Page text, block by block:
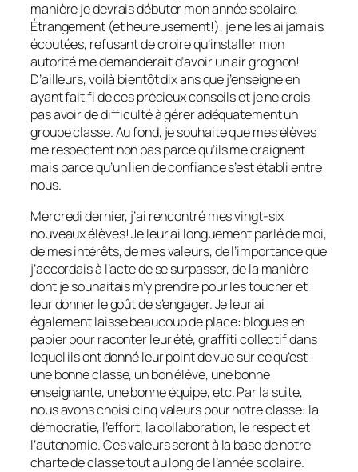
manière je devrais débuter mon année scolaire.
Étrangement (et heureusement!), je ne les ai jamais
écoutées, refusant de croire qu’installer mon
autorité me demanderait d’avoir un air grognon!
D’ailleurs, voilà bientôt dix ans que j’enseigne en
ayant fait fi de ces précieux conseils et je ne crois
pas avoir de difficulté à gérer adéquatement un
groupe classe. Au fond, je souhaite que mes élèves
me respectent non pas parce qu’ils me craignent
mais parce qu’un lien de confiance s’est établi entre
nous.
Mercredi dernier, j’ai rencontré mes vingt-six
nouveaux élèves! Je leur ai longuement parlé de moi,
de mes intérêts, de mes valeurs, de l’importance que
j’accordais à l’acte de se surpasser, de la manière
dont je souhaitais m’y prendre pour les toucher et
leur donner le goût de s’engager. Je leur ai
également laissé beaucoup de place: blogues en
papier pour raconter leur été, graffiti collectif dans
lequel ils ont donné leur point de vue sur ce qu’est
une bonne classe, un bon élève, une bonne
enseignante, une bonne équipe, etc. Par la suite,
nous avons choisi cinq valeurs pour notre classe: la
démocratie, l’effort, la collaboration, le respect et
l’autonomie. Ces valeurs seront à la base de notre
charte de classe tout au long de l’année scolaire.